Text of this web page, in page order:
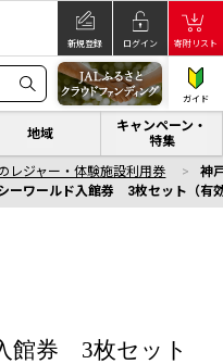
新規登録 ログイン 寄附リスト
ガイド
地域
キャンペーン・
特集
レジャー・体験施設利用券
神
ーワールド入館券 3枚セット（有
館券 3枚セット